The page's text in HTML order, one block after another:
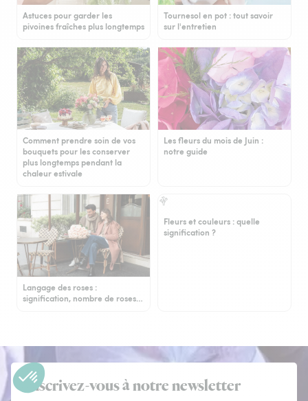
Astuces pour garder les
pivoines fraîches plus longtemps
Tournesol en pot : tout savoir
sur l'entretien
Comment prendre soin de vos
bouquets pour les conserver
plus longtemps pendant la
chaleur estivale
Les fleurs du mois de Juin :
notre guide
Langage des roses :
signification, nombre de roses…
Fleurs et couleurs : quelle
signification ?
Inscrivez-vous à notre newsletter